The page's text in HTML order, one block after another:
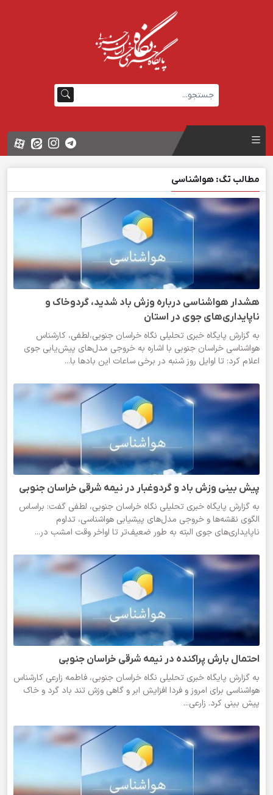
مطالب تگ: هواشناسی
هشدار هواشناسی درباره وزش باد شدید، گردوخاک و
ناپایداری‌های جوی در استان
به گزارش پایگاه خبری تحلیلی نگاه خراسان جنوبی،لطفی، کارشناس
هواشناسی خراسان جنوبی با اشاره به خروجی مدل‌های پیش‌یابی جوی
اعلام کرد: تا اوایل روز شنبه در برخی ساعات این بادها با...
پیش بینی وزش باد و گردوغبار در نیمه شرقی خراسان جنوبی
به گزارش پایگاه خبری تحلیلی نگاه خراسان جنوبی، لطفی گفت: براساس
الگوی نقشه‌ها و خروجی مدل‌های پیشیابی هواشناسی، تداوم
ناپایداری‌های جوی البته به طور ضعیف‌تر تا اواخر وقت امشب در...
احتمال بارش پراکنده در نیمه شرقی خراسان جنوبی
به گزارش پایگاه خبری تحلیلی نگاه خراسان جنوبی، فاطمه زارعی کارشناس
هواشناسی برای امروز و فردا افزایش ابر و گاهی وزش تند باد گرد و خاک
پیش بینی کرد. زارعی...